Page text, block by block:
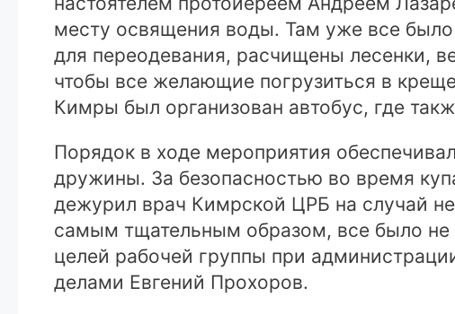
месту освящения воды. Там уже все было
для переодевания, расчищены лесенки,
чтобы все желающие погрузиться в
Кимры был организован автобус, где
Порядок в ходе мероприятия
дружины. За безопасностью во время
дежурил врач Кимрской ЦРБ на случай
самым тщательным образом, все было не
целей рабочей группы при
делами Евгений Прохоров.